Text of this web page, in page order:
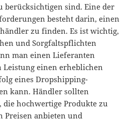
berücksichtigen sind. Eine der
besteht darin, einen
zu finden. Es ist wichtig,
und Sorgfaltspflichten
man einen Lieferanten
Leistung einen erheblichen
eines Dropshipping-
kann. Händler sollten
die hochwertige Produkte zu
Preisen anbieten und